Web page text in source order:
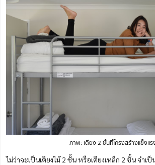
ภาพ: เตียง 2 ชั้นที่โครงสร้างแข็งแร
ไม่ว่าจะเป็นเตียงไม้ 2 ชั้น หรือเตียงเหล็ก 2 ชั้น จำเป็